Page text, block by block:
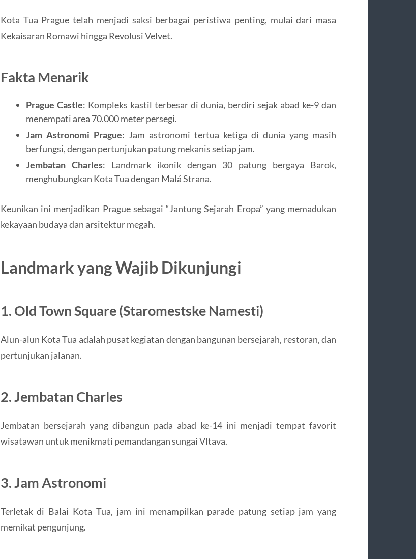
Kota Tua Prague telah menjadi saksi berbagai peristiwa penting, mulai dari masa
Kekaisaran Romawi hingga Revolusi Velvet.
Fakta Menarik
Prague Castle: Kompleks kastil terbesar di dunia, berdiri sejak abad ke-9 dan
menempati area 70.000 meter persegi.
Jam Astronomi Prague: Jam astronomi tertua ketiga di dunia yang masih
berfungsi, dengan pertunjukan patung mekanis setiap jam.
Jembatan Charles: Landmark ikonik dengan 30 patung bergaya Barok,
menghubungkan Kota Tua dengan Malá Strana.
Keunikan ini menjadikan Prague sebagai “Jantung Sejarah Eropa” yang memadukan
kekayaan budaya dan arsitektur megah.
Landmark yang Wajib Dikunjungi
1. Old Town Square (Staromestske Namesti)
Alun-alun Kota Tua adalah pusat kegiatan dengan bangunan bersejarah, restoran, dan
pertunjukan jalanan.
2. Jembatan Charles
Jembatan bersejarah yang dibangun pada abad ke-14 ini menjadi tempat favorit
wisatawan untuk menikmati pemandangan sungai Vltava.
3. Jam Astronomi
Terletak di Balai Kota Tua, jam ini menampilkan parade patung setiap jam yang
memikat pengunjung.